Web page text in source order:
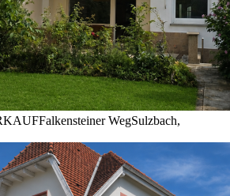
Falkensteiner WegSulzbach,